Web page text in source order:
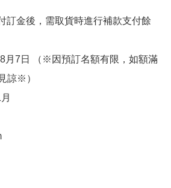
訂金後，需取貨時進行補款支付餘
月7日 （※因預訂名額有限，如額滿
諒※）